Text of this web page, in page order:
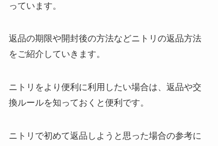
っています。
返品の期限や開封後の方法などニトリの返品方法
をご紹介していきます。
ニトリをより便利に利用したい場合は、返品や交
換ルールを知っておくと便利です。
ニトリで初めて返品しようと思った場合の参考に